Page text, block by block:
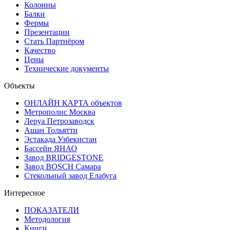
Колонны
Балки
Фермы
Презентации
Стать Партнёром
Качество
Цены
Технические документы
Объекты
ОНЛАЙН КАРТА объектов
Метрополис Москва
Леруа Петрозаводск
Ашан Тольятти
Эстакада Узбекистан
Бассейн ЯНАО
Завод BRIDGESTONE
Завод BOSCH Самара
Стекольный завод Елабуга
Интересное
ПОКАЗАТЕЛИ
Методология